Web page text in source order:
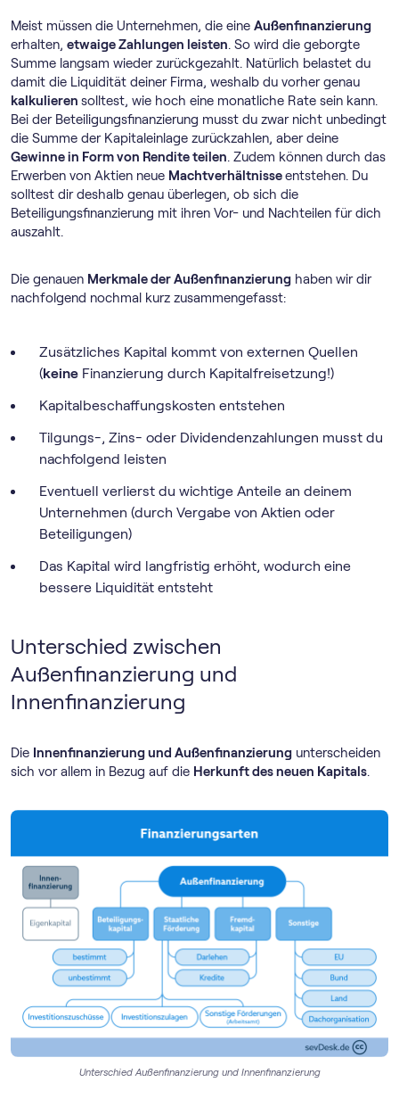
Meist müssen die Unternehmen, die eine Außenfinanzierung
erhalten, etwaige Zahlungen leisten. So wird die geborgte
Summe langsam wieder zurückgezahlt. Natürlich belastet du
damit die Liquidität deiner Firma, weshalb du vorher genau
kalkulieren solltest, wie hoch eine monatliche Rate sein kann.
Bei der Beteiligungsfinanzierung musst du zwar nicht unbedingt
die Summe der Kapitaleinlage zurückzahlen, aber deine
Gewinne in Form von Rendite teilen. Zudem können durch das
Erwerben von Aktien neue Machtverhältnisseentstehen. Du
solltest dir deshalb genau überlegen, ob sich die
Beteiligungsfinanzierung mit ihren Vor- und Nachteilen für dich
auszahlt.
Die genauen Merkmale der Außenfinanzierung haben wir dir
nachfolgend nochmal kurz zusammengefasst:
Zusätzliches Kapital kommt von externen Quellen
(keine Finanzierung durch Kapitalfreisetzung!)
Kapitalbeschaffungskosten entstehen
Tilgungs-, Zins- oder Dividendenzahlungen musst du
nachfolgend leisten
Eventuell verlierst du wichtige Anteile an deinem
Unternehmen (durch Vergabe von Aktien oder
Beteiligungen)
Das Kapital wird langfristig erhöht, wodurch eine
bessere Liquidität entsteht
Unterschied zwischen
Außenfinanzierung und
Innenfinanzierung
Die Innenfinanzierung und Außenfinanzierung unterscheiden
sich vor allem in Bezug auf die Herkunft des neuen Kapitals.
Unterschied Außenfinanzierung und Innenfinanzierung